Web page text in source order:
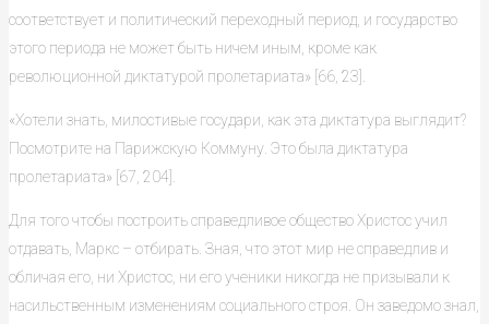
соответствует и политический переходный период, и государство
этого периода не может быть ничем иным, кроме как
революционной диктатурой пролетариата» [66, 23].
«Хотели знать, милостивые государи, как эта диктатура выглядит?
Посмотрите на Парижскую Коммуну. Это была диктатура
пролетариата» [67, 204].
Для того чтобы построить справедливое общество Христос учил
отдавать, Маркс – отбирать. Зная, что этот мир не справедлив и
обличая его, ни Христос, ни его ученики никогда не призывали к
насильственным изменениям социального строя. Он заведомо знал,